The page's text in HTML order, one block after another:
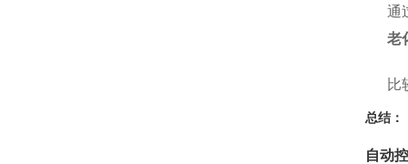
通
老
比
总结：
自动